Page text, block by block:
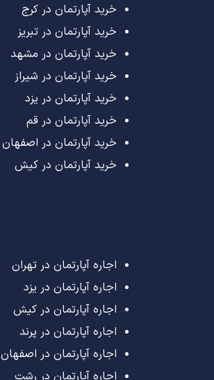
خرید آپارتمان در کرج
خرید آپارتمان در تبریز
خرید آپارتمان در مشهد
خرید آپارتمان در شیراز
خرید آپارتمان در یزد
خرید آپارتمان در قم
خرید آپارتمان در اصفهان
خرید آپارتمان در کیش
اجاره آپارتمان در تهران
اجاره آپارتمان در یزد
اجاره آپارتمان در کیش
اجاره آپارتمان در پرند
اجاره آپارتمان در اصفهان
اجاره آپارتمان در رشت